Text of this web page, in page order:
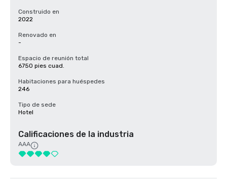
Construido en
2022
Renovado en
-
Espacio de reunión total
6750 pies cuad.
Habitaciones para huéspedes
246
Tipo de sede
Hotel
Calificaciones de la industria
AAA